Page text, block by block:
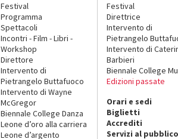
Festival
Programma
Spettacoli
Incontri - Film - Libri -
Workshop
Direttore
Intervento di
Pietrangelo Buttafuoco
Intervento di Wayne
McGregor
Biennale College Danza
Leone d’oro alla carriera
Leone d’argento
Festival
Direttrice
Intervento di
Pietrangelo
Intervento di
Barbieri
Biennale College
Edizioni passate
Orari e sedi
Biglietti
Accrediti
Servizi al pubblico